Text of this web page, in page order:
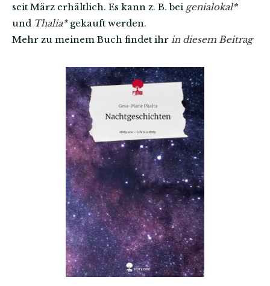
seit März erhältlich. Es kann z. B. bei genialokal*
und Thalia*gekauft werden.
Mehr zu meinem Buch findet ihr in diesem Beitrag